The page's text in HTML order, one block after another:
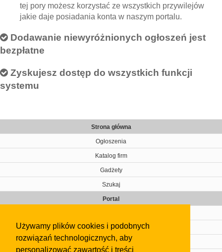
Używamy plików cookies i podobnych
rozwiązań technologicznych, aby
personalizować zawartość i treści
tej pory możesz korzystać ze wszystkich przywilejów
jakie daje posiadania konta w naszym portalu.
Dodawanie niewyróżnionych ogłoszeń jest
bezpłatne
Zyskujesz dostęp do wszystkich funkcji
systemu
Strona główna
Ogłoszenia
Katalog firm
Gadżety
Szukaj
Portal
Kontakt
Regulamin